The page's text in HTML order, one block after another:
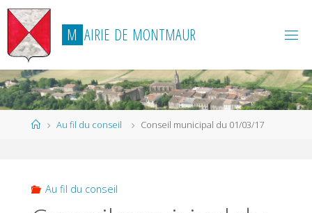
Skip
content
M AIRIE DE MONTMAUR
HomeAu fil du conseil Conseil municipal du 01/03/17
Au fil du conseil